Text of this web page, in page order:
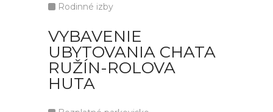
Rodinné izby
VYBAVENIE
UBYTOVANIA CHATA
RUŽÍN-ROLOVA
HUTA